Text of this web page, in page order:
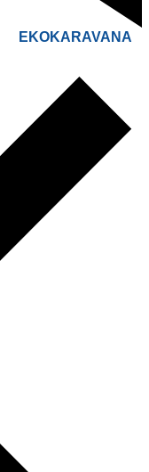
EKOKARAVANA